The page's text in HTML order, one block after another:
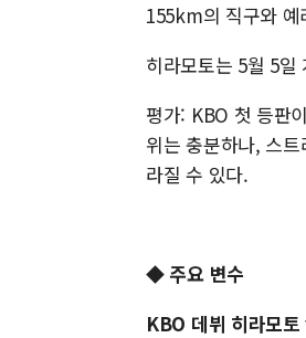
155km의 직구와 예
히라모토는 5월 5
평가: KBO 첫 등판
위는 충분하나, 스
라질 수 있다.
◆ 주요 변수
KBO 데뷔 히라모